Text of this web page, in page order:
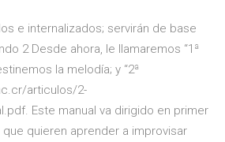
e internalizados; servirán de base
2 Desde ahora, le llamaremos “1ª
la melodía; y “2ª
articulos/2-
Este manual va dirigido en primer
quieren aprender a improvisar